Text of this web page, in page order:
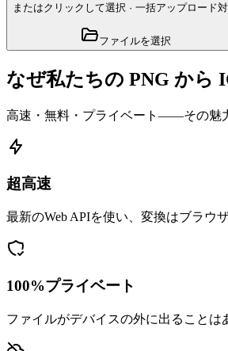
またはクリックして選択 · 一括アップロード
ファイルを選択
なぜ私たちの PNG から
高速・無料・プライベート——その魅
超高速
最新のWeb APIを使い、変換はブラウ
100%プライベート
ファイルがデバイスの外に出ることは